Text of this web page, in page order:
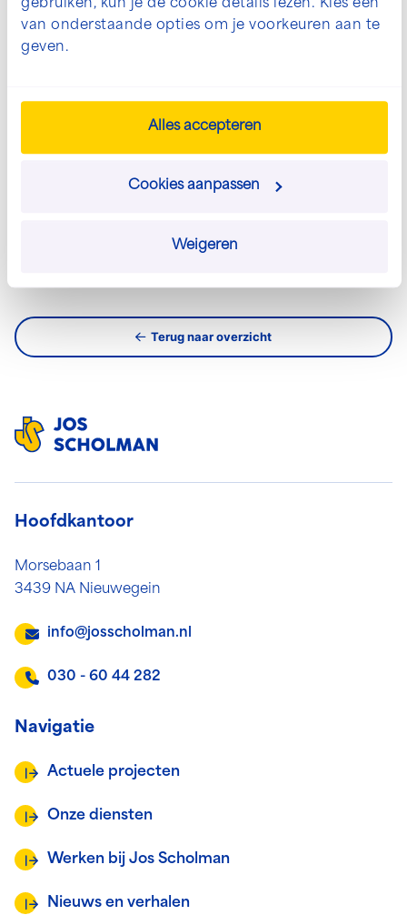
gebruiken, kun je de cookie details lezen. Kies één
van onderstaande opties om je voorkeuren aan te
geven.
Alles accepteren
Cookies aanpassen
Weigeren
info@josscholman.nl
Terug naar overzicht
Hoofdkantoor
Morsebaan 1
3439 NA Nieuwegein
info@josscholman.nl
030 - 60 44 282
Navigatie
Actuele projecten
Onze diensten
Werken bij Jos Scholman
Nieuws en verhalen